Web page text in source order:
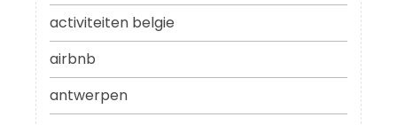
activiteiten belgie
airbnb
antwerpen